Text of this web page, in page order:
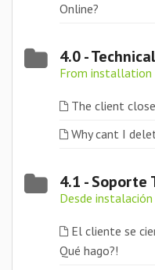
Online?
4.0 -
From
The client
Why cant I
4.1 - Soporte
Desde
El cliente se
Qué hago?!